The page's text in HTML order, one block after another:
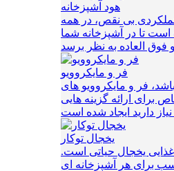
هود آشپزخانه
بی نقص، در همه
تا در آشپزخانه شما
فر و مایکروویو
فر و مایکروویو های
برای ارائه گزینه هایی
یخجال توکار
غذایی یخجال حیاتی است.
برای هر آشپزخانه ای